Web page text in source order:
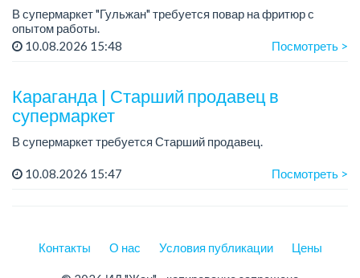
В супермаркет "Гульжан" требуется повар на фритюр с
опытом работы.
Условия:
-...
10.08.2026 15:48 Посмотреть >
Караганда | Старший продавец в
супермаркет
В супермаркет требуется Старший продавец.
График работы: 5/2, по 10 часов.
10.08.2026 15:47 Посмотреть >
Контакты О нас Условия публикации Цены